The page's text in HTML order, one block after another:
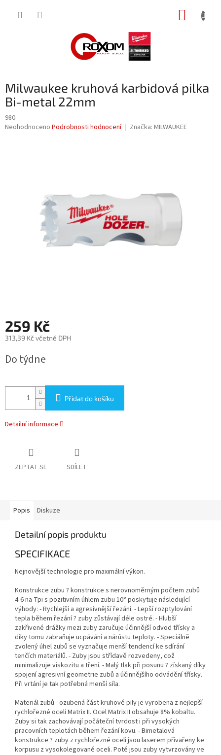
Milwaukee kruhová karbidová pilka
Bi-metal 22mm
980
Průměrné
Neohodnoceno Podrobnosti hodnocení Značka: MILWAUKEE
259 Kč
313,39 Kč včetně DPH
cena:
Do týdne
Přidat do košíku
Detailní informace
ZEPTAT SE SDÍLET
Popis Diskuze
Detailní popis produktu
SPECIFIKACE
Nejnovější technologie pro maximální výkon.
Konstrukce zubu ? konstrukce s nerovnoměrným počtem zubů
4-6 na Tpi s pozitivním úhlem zubu 10° poskytuje následující
výhody: - Rychlejší a agresivnější řezání. - Lepší rozptylování
tepla během řezání ? zuby zůstávají déle ostré. - Hlubší
zakřivené drážky mezi zuby zaručuje účinnější odvod třísky a
díky tomu zabraňuje ucpávání a nárůstu teploty. - Speciálně
zvolený úhel zubů se vyznačuje menší tendencí ke sdírání
tenčích materiálů. - Zuby jsou střídavě rozvedeny, což
minimalizuje viskozitu a tření. - Malý tlak při posunu ? získaný díky
spojení agresivní geometrie zubů a účinnějšího odvádění třísky.
Při vrtání je tak potřebná menší síla.
Materiál zubů - ozubená část kruhové pily je vyrobena z nejlepší
rychlořezné oceli Matrix II. Ocel Matrix II obsahuje 8% kobaltu.
Zuby si tak zachovávají počáteční tvrdost i při vysokých
pracovních teplotách během řezání kovu. - Bimetalová
konstrukce ? zuby z rychlořezné oceli jsou laserem přivařeny ke
korpusu z vysokolegované oceli. Poté jsou zuby vytvrzovány ve